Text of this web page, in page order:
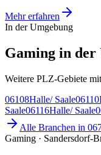
Mehr erfahren
In der Umgebung
Gaming in der
Weitere PLZ-Gebiete
06108Halle/ Saale06110
Saale06116Halle/ Saale
Alle Branchen in
Gaming · Sandersdorf-